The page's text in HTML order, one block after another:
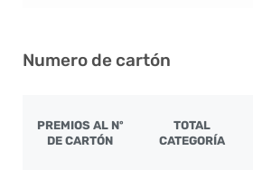
Numero de cartón
PREMIOS AL Nº
DE CARTÓN
TOTAL
CATEGORÍA